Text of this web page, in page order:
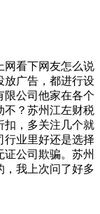
网看下网友怎么说
放广告，都进行设
限公司他家在各个
不？苏州江左财税
扣，多关注几个就
行业里好还是选择
公司欺骗。苏州
，我上次问了好多